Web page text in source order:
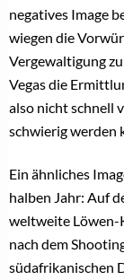
negatives Image
wiegen die
Vergewaltigung
Vegas die
also nicht schnell
schwierig werden
Ein ähnliches
halben Jahr: Auf
weltweite Löwen-
nach dem
südafrikanischen